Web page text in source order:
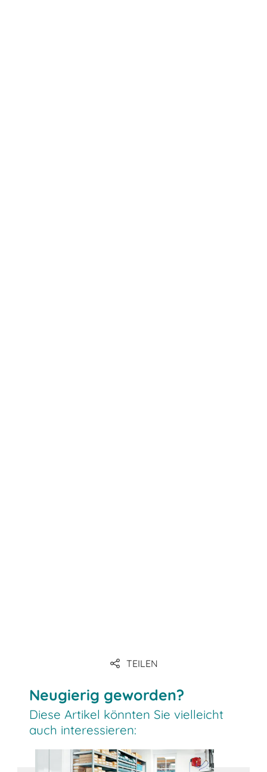
Link
TEILEN
Neugierig geworden?
Diese Artikel könnten Sie vielleicht
auch interessieren: